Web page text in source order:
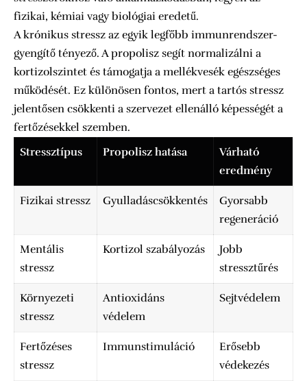
fizikai, kémiai vagy biológiai eredetű.
A krónikus stressz az egyik legfőbb immunrendszer-
gyengítő tényező. A propolisz segít normalizálni a
kortizolszintet és támogatja a mellékvesék egészséges
működését. Ez különösen fontos, mert a tartós stressz
jelentősen csökkenti a szervezet ellenálló képességét a
fertőzésekkel szemben.
Stressztípus
Propolisz hatása
Várható
eredmény
Fizikai stressz Gyulladáscsökkentés
Gyorsabb
regeneráció
Mentális
stressz
Kortizol szabályozás
Jobb
stressztűrés
Környezeti
stressz
Antioxidáns
védelem
Sejtvédelem
Fertőzéses
stressz
Immunstimuláció
Erősebb
védekezés